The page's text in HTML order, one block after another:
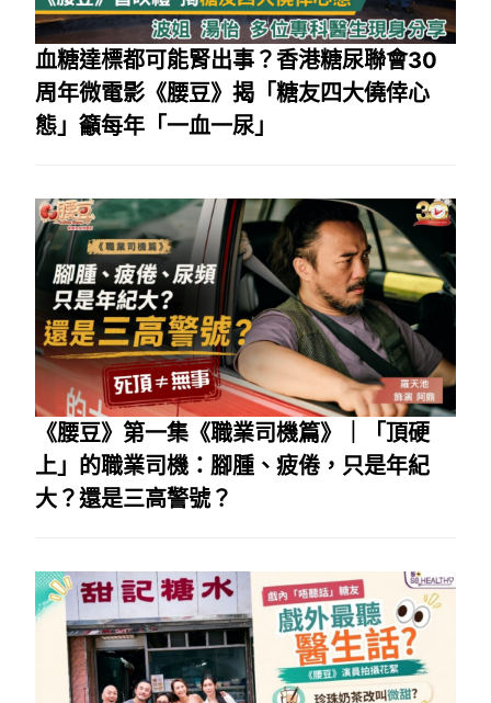
血糖達標都可能腎出事？香港糖尿聯會30
周年微電影《腰豆》揭「糖友四大僥倖心
態」籲每年「一血一尿」
《腰豆》第一集《職業司機篇》｜「頂硬
上」的職業司機：腳腫、疲倦，只是年紀
大？還是三高警號？